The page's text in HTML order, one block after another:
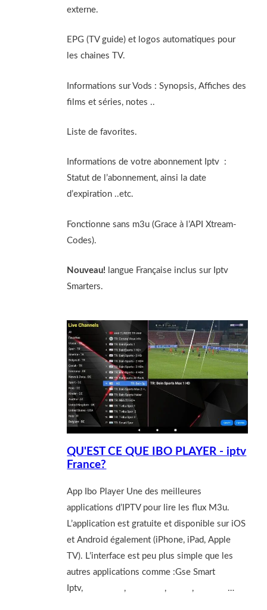
externe.
EPG (TV guide) et logos automatiques pour
les chaines TV.
Informations sur Vods : Synopsis, Affiches des
films et séries, notes ..
Liste de favorites.
Informations de votre abonnement Iptv :
Statut de l’abonnement, ainsi la date
d’expiration ..etc.
Fonctionne sans m3u (Grace à l’API Xtream-
Codes).
Nouveau! langue Française inclus sur Iptv
Smarters.
QU'EST CE QUE IBO PLAYER - iptv
France?
App Ibo Player Une des meilleures
applications d’IPTV pour lire les flux M3u.
L’application est gratuite et disponible sur iOS
et Android également (iPhone, iPad, Apple
TV). L’interface est peu plus simple que les
autres applications comme :Gse Smart
Iptv,
, , , …